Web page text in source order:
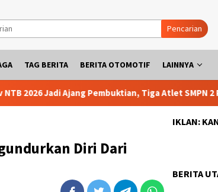
Pencarian
TAG BERITA BERITA OTOMOTIF LAINNYA
Jadi Ajang Pembuktian, Tiga Atlet SMPN 2 Praya
Diri Dari
IKLAN:
BERITA